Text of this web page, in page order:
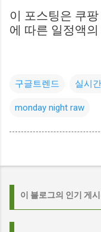
이 포스팅은 쿠
에 따른 일정액
구글트렌드 실시
monday night raw
이 블로그의 인기 게